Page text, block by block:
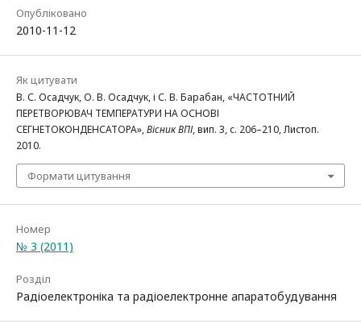
Опубліковано
2010-11-12
Як цитувати
В. С. Осадчук, О. В. Осадчук, і С. В. Барабан, «ЧАСТОТНИЙ
ПЕРЕТВОРЮВАЧ ТЕМПЕРАТУРИ НА ОСНОВІ
СЕГНЕТОКОНДЕНСАТОРА»,Вісник ВПІ, вип. 3, с. 206–210, Листоп.
2010.
Формати цитування
Номер
№ 3 (2011)
Розділ
Радіоелектроніка та радіоелектронне апаратобудування